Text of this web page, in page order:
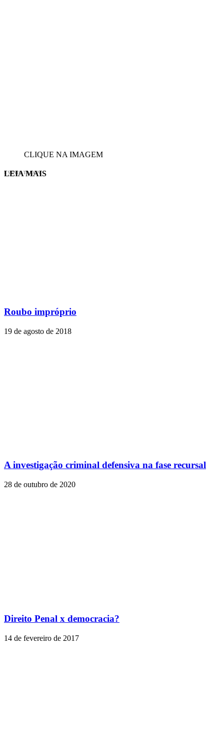
CLIQUE NA IMAGEM
EVINIS TALON
LEIA MAIS
Roubo impróprio
19 de agosto de 2018
A investigação criminal defensiva na fase recursal
28 de outubro de 2020
Direito Penal x democracia?
14 de fevereiro de 2017